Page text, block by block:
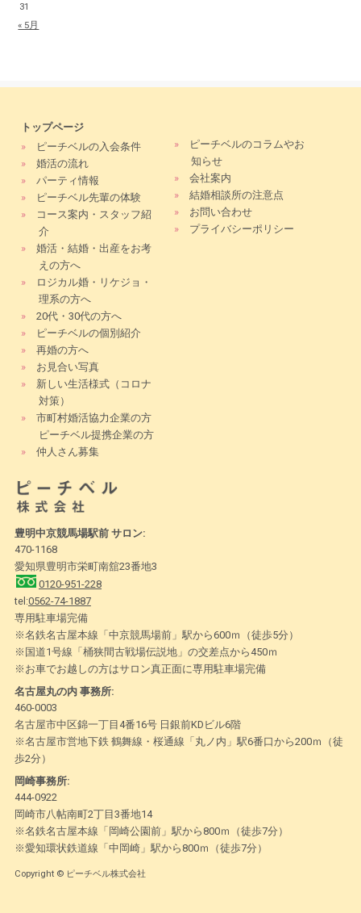
31
« 5月
トップページ
»
ピーチベルの入会条件
»
婚活の流れ
»
パーティ情報
»
ピーチベル先輩の体験
»
コース案内・スタッフ紹
介
»
婚活・結婚・出産をお考
えの方へ
»
ロジカル婚・リケジョ・
理系の方へ
»
20代・30代の方へ
»
ピーチベルの個別紹介
»
再婚の方へ
»
お見合い写真
»
新しい生活様式（コロナ
対策）
»
市町村婚活協力企業の方
ピーチベル提携企業の方
»
仲人さん募集
»
ピーチベルのコラムやお
知らせ
»
会社案内
»
結婚相談所の注意点
»
お問い合わせ
»
プライバシーポリシー
豊明中京競馬場駅前 サロン:
470-1168
愛知県豊明市栄町南舘23番地3
0120-951-228
tel:0562-74-1887
専用駐車場完備
※名鉄名古屋本線「中京競馬場前」駅から600ｍ（徒歩5分）
※国道1号線「桶狭間古戦場伝説地」の交差点から450ｍ
※お車でお越しの方はサロン真正面に専用駐車場完備
名古屋丸の内 事務所:
460-0003
名古屋市中区錦一丁目4番16号 日銀前KDビル6階
※名古屋市営地下鉄 鶴舞線・桜通線「丸ノ内」駅6番口から200ｍ（徒
歩2分）
岡崎事務所:
444-0922
岡崎市八帖南町2丁目3番地14
※名鉄名古屋本線「岡崎公園前」駅から800ｍ（徒歩7分）
※愛知環状鉄道線「中岡崎」駅から800ｍ（徒歩7分）
Copyright © ピーチベル株式会社